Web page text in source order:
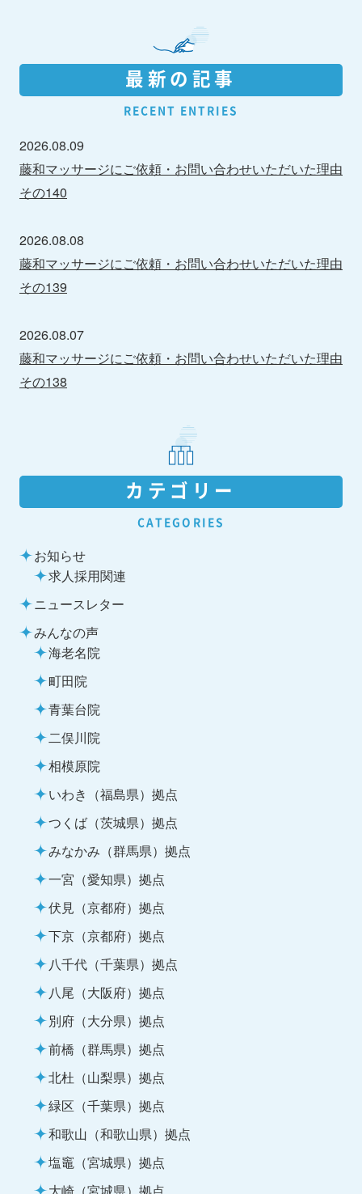
最新の記事
RECENT ENTRIES
2026.08.09
藤和マッサージにご依頼・お問い合わせいただいた理由
その140
2026.08.08
藤和マッサージにご依頼・お問い合わせいただいた理由
その139
2026.08.07
藤和マッサージにご依頼・お問い合わせいただいた理由
その138
カテゴリー
CATEGORIES
お知らせ
求人採用関連
ニュースレター
みんなの声
海老名院
町田院
青葉台院
二俣川院
相模原院
いわき（福島県）拠点
つくば（茨城県）拠点
みなかみ（群馬県）拠点
一宮（愛知県）拠点
伏見（京都府）拠点
下京（京都府）拠点
八千代（千葉県）拠点
八尾（大阪府）拠点
別府（大分県）拠点
前橋（群馬県）拠点
北杜（山梨県）拠点
緑区（千葉県）拠点
和歌山（和歌山県）拠点
塩竈（宮城県）拠点
大崎（宮城県）拠点